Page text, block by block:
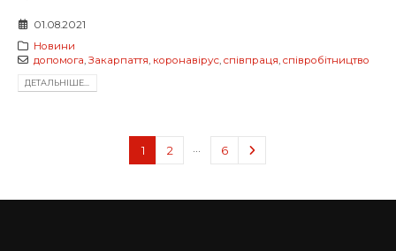
01.08.2021
Новини
допомога Закарпаття коронавірус, співпраця співробітництво
ДЕТАЛЬНIШЕ...
1 2 6